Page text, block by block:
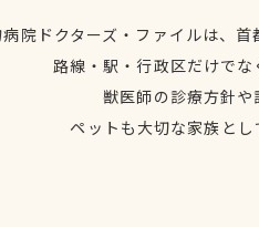
院ドクターズ・ファイルは、
路線・駅・行政区だけでな
獣医師の診療方針や
ペットも大切な家族とし